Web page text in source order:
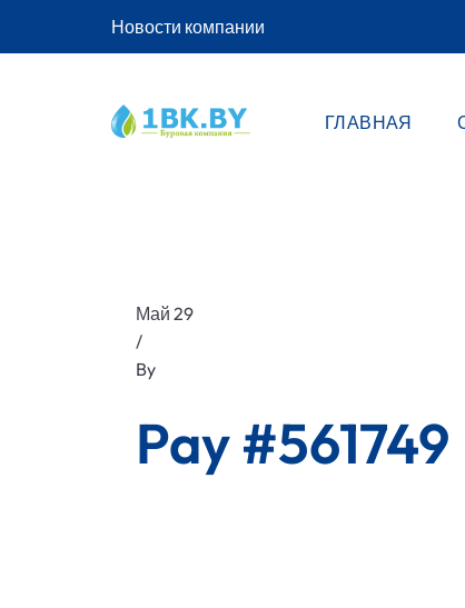
Новости компании
ГЛАВНАЯ
Май 29
/
By
Pay #561749